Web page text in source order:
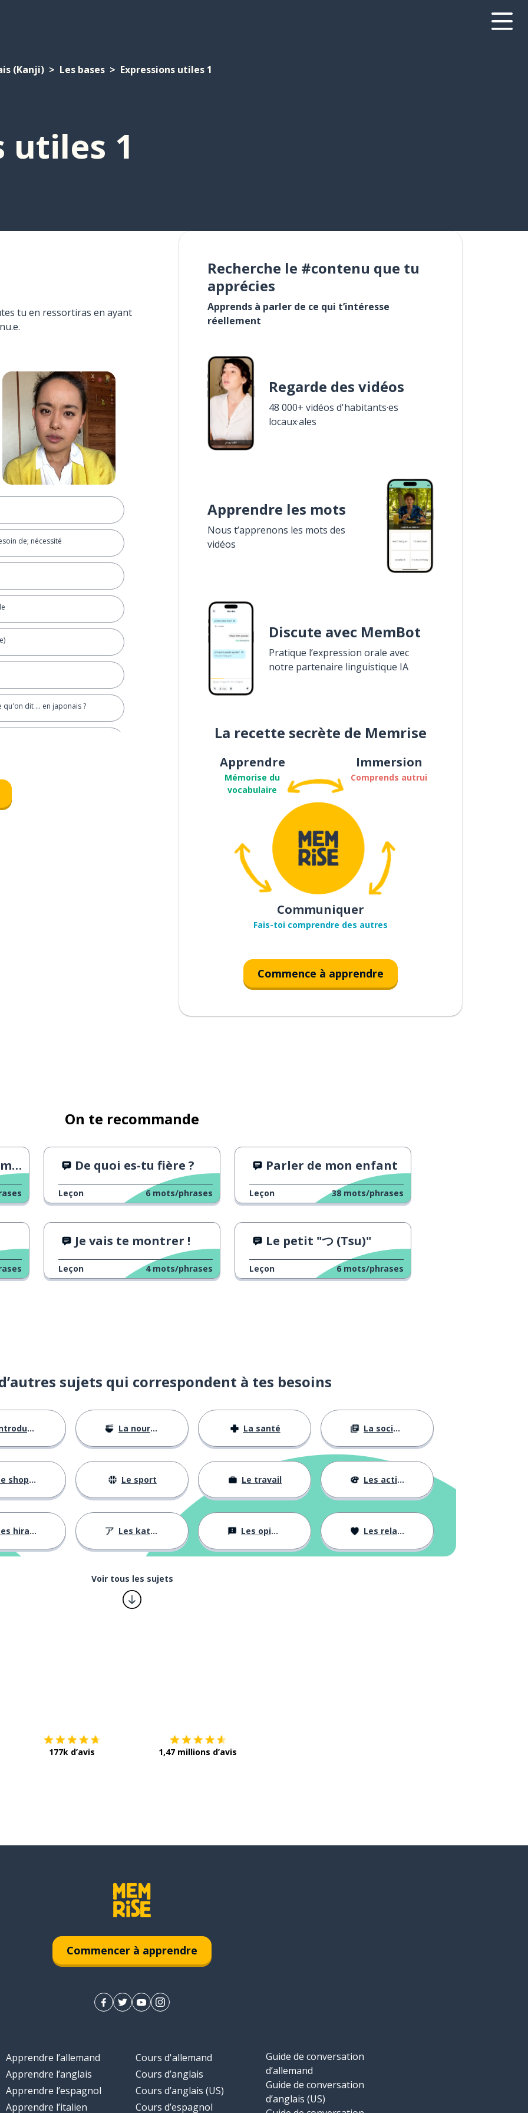
(Kanji) Les bases Expressions utiles 1
utiles 1
tu en ressortiras en ayant
de; nécessité
qu'on dit ... en japonais ?
Recherche le #contenu que tu
apprécies
Apprends à parler de ce qui t’intéresse
réellement
Regarde des vidéos
48 000+ vidéos d'habitants·es
locaux·ales
Apprendre les mots
Nous t’apprenons les mots des
vidéos
Discute avec MemBot
Pratique l’expression orale avec
notre partenaire linguistique IA
La recette secrète de Memrise
Apprendre
Mémorise du
vocabulaire
Immersion
Comprends autrui
Communiquer
Fais-toi comprendre des autres
Commence à apprendre
On te recommande
De quoi es-tu fière ?
Leçon 6 mots/phrases
Parler de mon enfant
Leçon 38 mots/phrases
Je vais te montrer !
Leçon 4 mots/phrases
Le petit "つ (Tsu)"
Leçon 6 mots/phrases
sujets qui correspondent à tes besoins
La nourriture La santé La société
shopping Le sport Le travail Les activités
hiraganas Les katakanas Les opinions Les relations
Voir tous les sujets
177k d’avis 1,47 millions d’avis
Commencer à apprendre
Apprendre l’allemand
Apprendre l’anglais
Apprendre l’espagnol
Apprendre l’italien
Cours d'allemand
Cours d’anglais
Cours d’anglais (US)
Cours d’espagnol
Guide de conversation
d’allemand
Guide de conversation
d’anglais (US)